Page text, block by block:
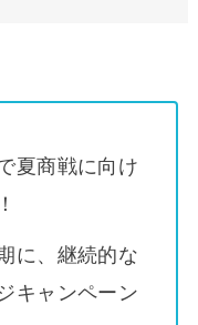
夏商戦に向け
に、継続的な
キャンペーン